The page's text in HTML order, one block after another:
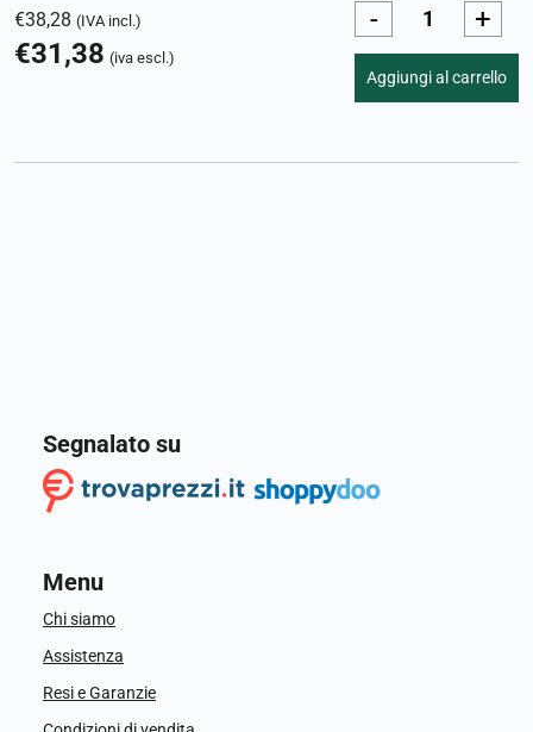
€38,28 (IVA incl.)
€31,38 (iva escl.)
- +
Aggiungi al carrello
Segnalato su
Menu
Chi siamo
Assistenza
Resi e Garanzie